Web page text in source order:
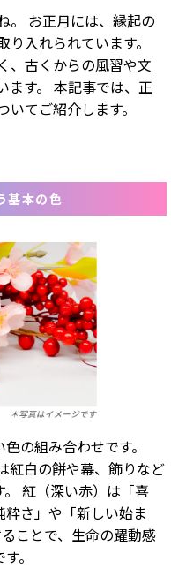
。 お正月には、縁起の
入れられています。
、古くからの風習や文
ます。 本記事では、正
てご紹介します。
基本の色
の組み合わせです。
紅白の餅や幕、飾りなど
紅（深い赤）は「喜
さ」や「新しい始ま
ことで、生命の躍動感
。